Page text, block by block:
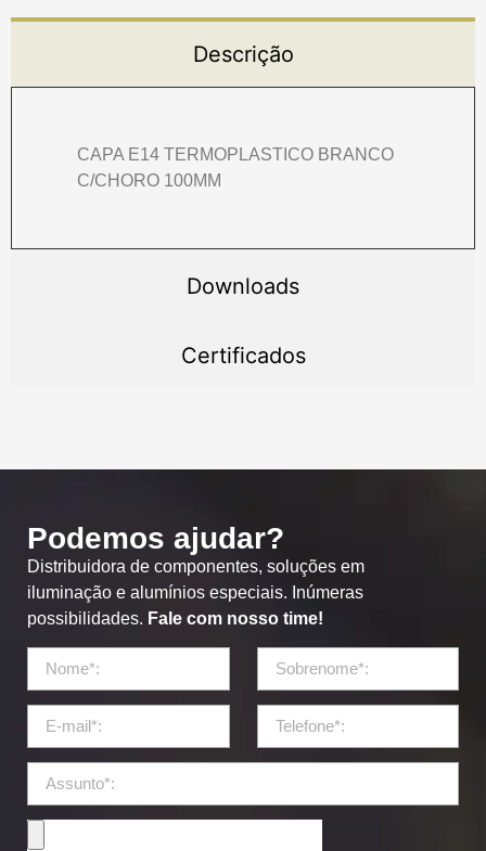
Descrição
Downloads
Certificados
CAPA E14 TERMOPLASTICO BRANCO
C/CHORO 100MM
Podemos ajudar?
Distribuidora de componentes, soluções em
iluminação e alumínios especiais. Inúmeras
possibilidades. Fale com nosso time!